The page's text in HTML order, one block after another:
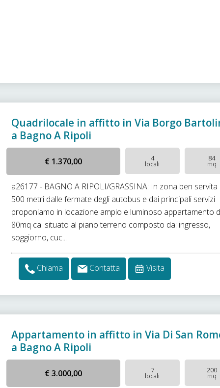
Quadrilocale in affitto in Via Borgo
a Bagno A Ripoli
€ 1.370,00 4
locali
84
mq
a26177 - BAGNO A RIPOLI/GRASSINA: In zona ben servita
500 metri dalle fermate degli autobus e dai principali servizi
proponiamo in locazione ampio e luminoso appartamento
80mq ca. situato al piano terreno composto da: ingresso,
soggiorno, cuc...
Chiama Contatta Visita
Appartamento in affitto in Via Di San
a Bagno A Ripoli
€ 3.000,00 7
locali
200
mq